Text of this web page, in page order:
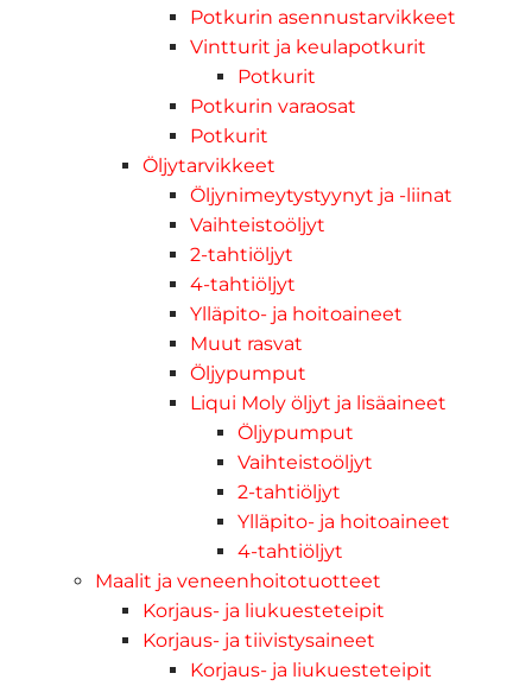
Potkurin asennustarvikkeet
Vintturit ja keulapotkurit
Potkurit
Potkurin varaosat
Potkurit
Öljytarvikkeet
Öljynimeytystyynyt ja -liinat
Vaihteistoöljyt
2-tahtiöljyt
4-tahtiöljyt
Ylläpito- ja hoitoaineet
Muut rasvat
Öljypumput
Liqui Moly öljyt ja lisäaineet
Öljypumput
Vaihteistoöljyt
2-tahtiöljyt
Ylläpito- ja hoitoaineet
4-tahtiöljyt
Maalit ja veneenhoitotuotteet
Korjaus- ja liukuesteteipit
Korjaus- ja tiivistysaineet
Korjaus- ja liukuesteteipit